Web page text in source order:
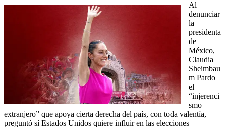
Al
denunciar
la
presidenta
de
México,
Claudia
Sheimbau
m Pardo
el
“injerenci
smo
extranjero” que apoya cierta derecha del país, con toda valentía,
preguntó sí Estados Unidos quiere influir en las elecciones